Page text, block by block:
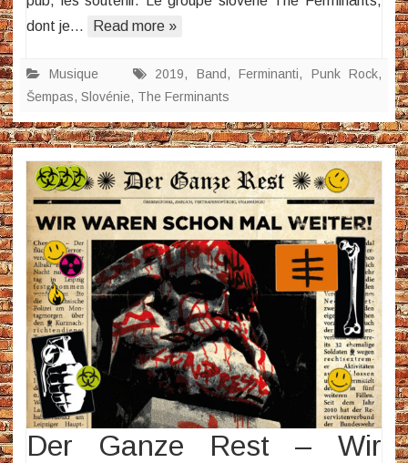
dont je…
Read more »
Musique 2019, Band, Ferminanti, Punk Rock,
Šempas, Slovénie, The Ferminants
Der Ganze Rest – Wir